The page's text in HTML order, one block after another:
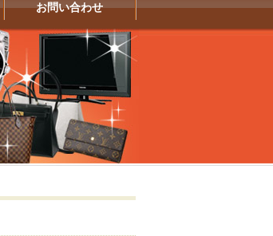
お問い合わせ